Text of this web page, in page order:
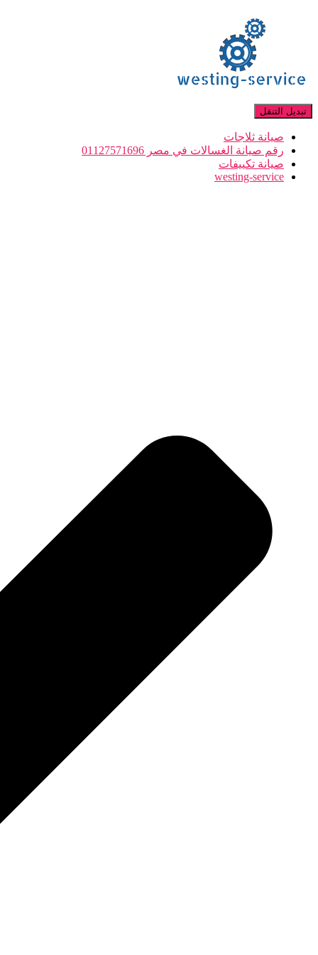
تبديل التنقل
صيانة ثلاجات
رقم صيانة الغسالات في مصر 01127571696
صيانة تكييفات
westing-service